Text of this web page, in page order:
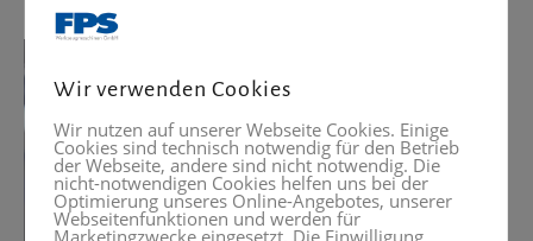
Wir verwenden Cookies
Wir nutzen auf unserer Webseite Cookies. Einige
Cookies sind technisch notwendig für den Betrieb
der Webseite, andere sind nicht notwendig. Die
nicht-notwendigen Cookies helfen uns bei der
Optimierung unseres Online-Angebotes, unserer
Webseitenfunktionen und werden für
Marketingzwecke eingesetzt. Die Einwilligung